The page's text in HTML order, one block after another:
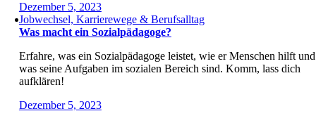
Dezember 5, 2023
Jobwechsel, Karrierewege & Berufsalltag
Was macht ein Sozialpädagoge?
Erfahre, was ein Sozialpädagoge leistet, wie er Menschen hilft und
was seine Aufgaben im sozialen Bereich sind. Komm, lass dich
aufklären!
Dezember 5, 2023